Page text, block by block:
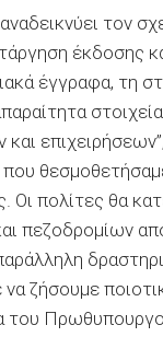
τον
έκδοσης
έγγραφα, τη
πολίτες θα
πεζοδρομίων
ζήσουμε
του